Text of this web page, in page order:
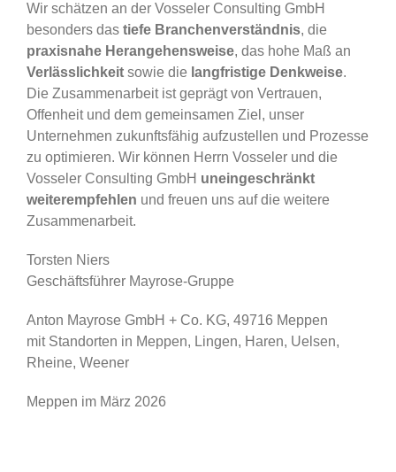
Wir schätzen an der Vosseler Consulting GmbH
besonders das tiefe Branchenverständnis, die
praxisnahe Herangehensweise, das hohe Maß an
Verlässlichkeitsowie die langfristige Denkweise.
Die Zusammenarbeit ist geprägt von Vertrauen,
Offenheit und dem gemeinsamen Ziel, unser
Unternehmen zukunftsfähig aufzustellen und Prozesse
zu optimieren. Wir können Herrn Vosseler und die
Vosseler Consulting GmbH uneingeschränkt
weiterempfehlen und freuen uns auf die weitere
Zusammenarbeit.
Torsten Niers
Geschäftsführer Mayrose-Gruppe
Anton Mayrose GmbH + Co. KG, 49716 Meppen
mit Standorten in Meppen, Lingen, Haren, Uelsen,
Rheine, Weener
Meppen im März 2026